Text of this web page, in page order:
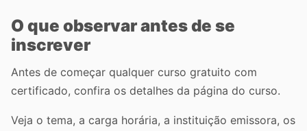
O que observar antes de se
inscrever
Antes de começar qualquer curso gratuito com
certificado, confira os detalhes da página do curso.
Veja o tema, a carga horária, a instituição emissora, os